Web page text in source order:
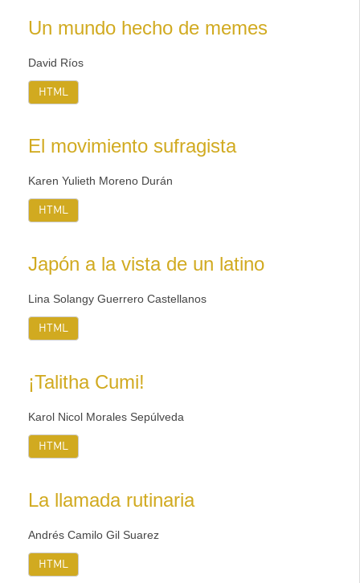
Un mundo hecho de memes
David Ríos
HTML
El movimiento sufragista
Karen Yulieth Moreno Durán
HTML
Japón a la vista de un latino
Lina Solangy Guerrero Castellanos
HTML
¡Talitha Cumi!
Karol Nicol Morales Sepúlveda
HTML
La llamada rutinaria
Andrés Camilo Gil Suarez
HTML